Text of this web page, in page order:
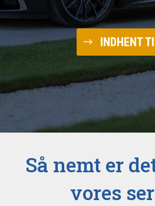
INDHENT
Så nemt er
vores